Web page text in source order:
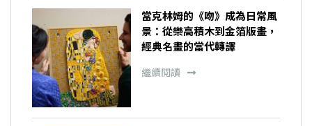
當克林姆的《吻》成為日常風
景：從樂高積木到金箔版畫，
經典名畫的當代轉譯
繼續閱讀